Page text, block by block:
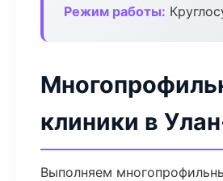
Режим работы:
клиники в
Выполняем